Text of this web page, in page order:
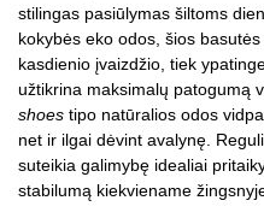
stilingas pasiūlymas šiltoms
kokybės eko odos, šios
kasdienio įvaizdžio, tiek
užtikrina maksimalų patogumą
shoes tipo natūralios odos
net ir ilgai dėvint avalynę.
suteikia galimybę idealiai
stabilumą kiekviename